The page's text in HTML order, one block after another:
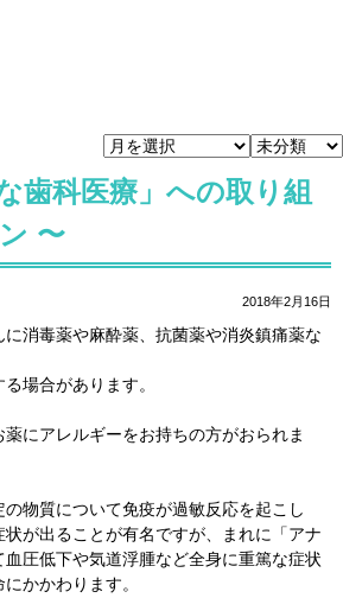
歯科医療」への取り組
〜
2018年2月16日
消毒薬や麻酔薬、抗菌薬や消炎鎮痛薬な
場合があります。
にアレルギーをお持ちの方がおられま
の物質について免疫が過敏反応を起こし
が出ることが有名ですが、まれに「アナ
圧低下や気道浮腫など全身に重篤な症状
かかわります。